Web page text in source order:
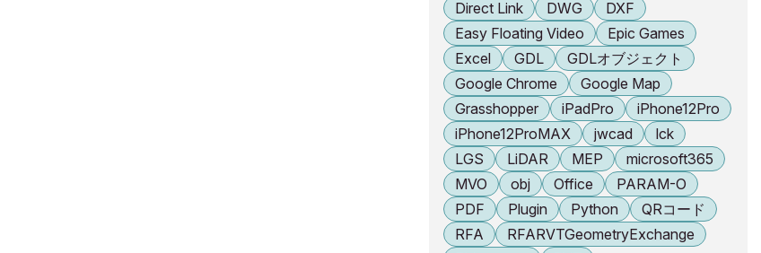
Direct Link
DWG
DXF
Easy Floating Video
Epic Games
Excel
GDL
GDLオブジェクト
Google Chrome
Google Map
Grasshopper
iPadPro
iPhone12Pro
iPhone12ProMAX
jwcad
lck
LGS
LiDAR MEP
microsoft365
MVO
obj Office
PARAM-O
PDF
Plugin Python
QRコード
RFA
RFARVTGeometryExchange